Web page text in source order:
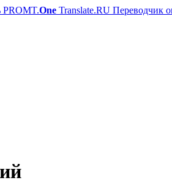
PROMT.One Translate.RU Переводчик